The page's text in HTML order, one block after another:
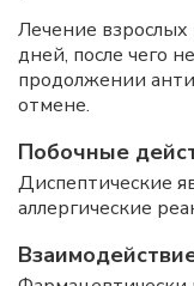
Лечение
дней, после чего
продолжении
отмене.
Побочные
Диспептические
аллергические